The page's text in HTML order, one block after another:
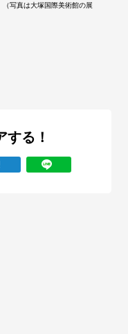
写真は大塚国際美術館の展
する！